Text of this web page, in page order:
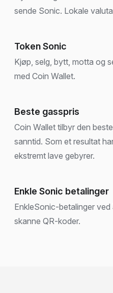
sende Sonic. Lokale
Token Sonic
Kjøp, selg, bytt, motta og
med Coin Wallet.
Beste gasspris
Coin Wallet tilbyr den
sanntid. Som et resultat
ekstremt lave gebyrer.
Enkle Sonic betalinger
EnkleSonic-betalinger ved
skanne QR-koder.